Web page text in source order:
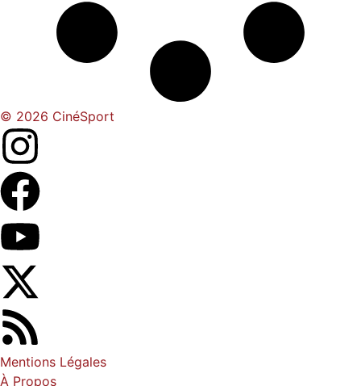
© 2026 CinéSport
Mentions Légales
À Propos